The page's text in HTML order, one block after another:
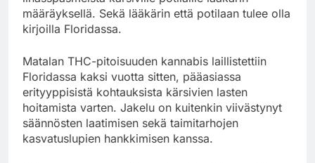
määräyksellä. Sekä lääkärin että potilaan tulee olla
kirjoilla Floridassa.
Matalan THC-pitoisuuden kannabis laillistettiin
Floridassa kaksi vuotta sitten, pääasiassa
erityyppisistä kohtauksista kärsivien lasten
hoitamista varten. Jakelu on kuitenkin viivästynyt
säännösten laatimisen sekä taimitarhojen
kasvatuslupien hankkimisen kanssa.